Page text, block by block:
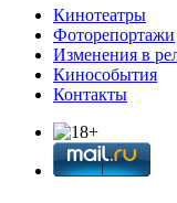
Кинотеатры
Фоторепортажи
Изменения в
Кинособытия
Контакты